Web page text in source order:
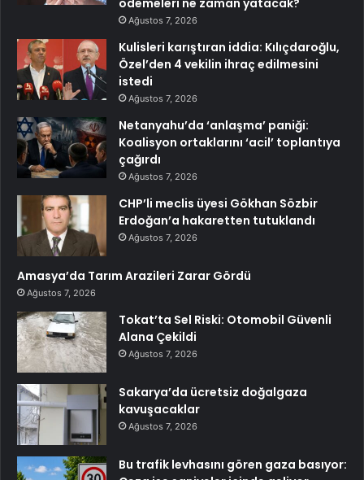
Ağustos 7, 2026
Kulisleri karıştıran iddia: Kılıçdaroğlu,
Özel’den 4 vekilin ihraç edilmesini
istedi
Ağustos 7, 2026
Netanyahu’da ‘anlaşma’ paniği:
Koalisyon ortaklarını ‘acil’ toplantıya
çağırdı
Ağustos 7, 2026
CHP’li meclis üyesi Gökhan Sözbir
Erdoğan’a hakaretten tutuklandı
Ağustos 7, 2026
Amasya’da Tarım Arazileri Zarar Gördü
Ağustos 7, 2026
Tokat’ta Sel Riski: Otomobil Güvenli
Alana Çekildi
Ağustos 7, 2026
Sakarya’da ücretsiz doğalgaza
kavuşacaklar
Ağustos 7, 2026
Bu trafik levhasını gören gaza basıyor: